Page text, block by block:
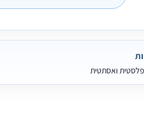
פלסטית ואסתטית